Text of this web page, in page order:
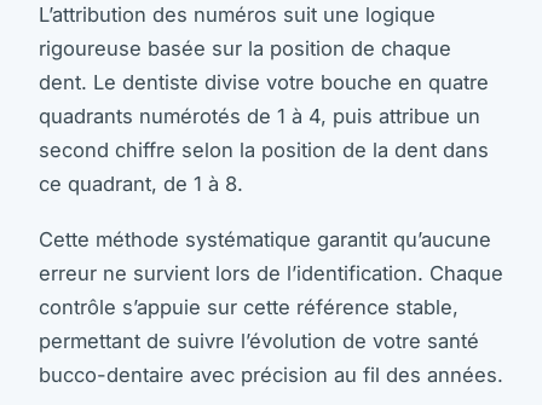
L’attribution des numéros suit une logique
rigoureuse basée sur la position de chaque
dent. Le dentiste divise votre bouche en quatre
quadrants numérotés de 1 à 4, puis attribue un
second chiffre selon la position de la dent dans
ce quadrant, de 1 à 8.
Cette méthode systématique garantit qu’aucune
erreur ne survient lors de l’identification. Chaque
contrôle s’appuie sur cette référence stable,
permettant de suivre l’évolution de votre santé
bucco-dentaire avec précision au fil des années.